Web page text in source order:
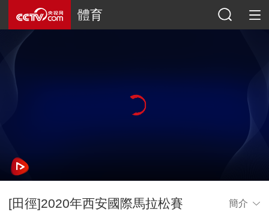
體育
[田徑]2020年西安國際馬拉松賽 簡介